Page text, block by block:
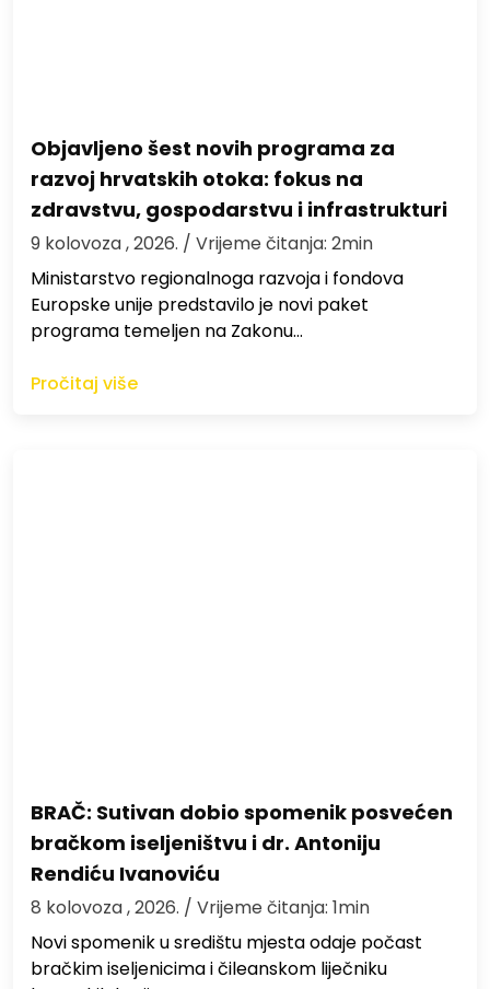
Objavljeno šest novih programa za
razvoj hrvatskih otoka: fokus na
zdravstvu, gospodarstvu i infrastrukturi
9 kolovoza , 2026. / Vrijeme čitanja: 2min
Ministarstvo regionalnoga razvoja i fondova
Europske unije predstavilo je novi paket
programa temeljen na Zakonu…
Pročitaj više
BRAČ: Sutivan dobio spomenik posvećen
bračkom iseljeništvu i dr. Antoniju
Rendiću Ivanoviću
8 kolovoza , 2026. / Vrijeme čitanja: 1min
Novi spomenik u središtu mjesta odaje počast
bračkim iseljenicima i čileanskom liječniku